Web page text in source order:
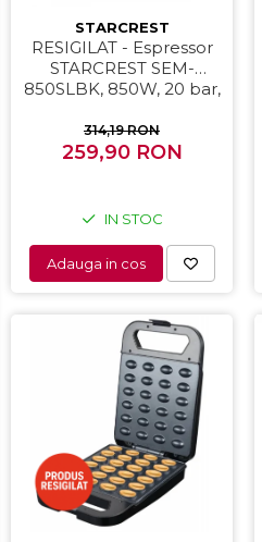
STARCREST
RESIGILAT - Espressor
STARCREST SEM-
850SLBK, 850W, 20 bar,
dispozitiv spumare, filtru
dublu din inox,
314,19 RON
259,90 RON
IN STOC
Adauga in cos